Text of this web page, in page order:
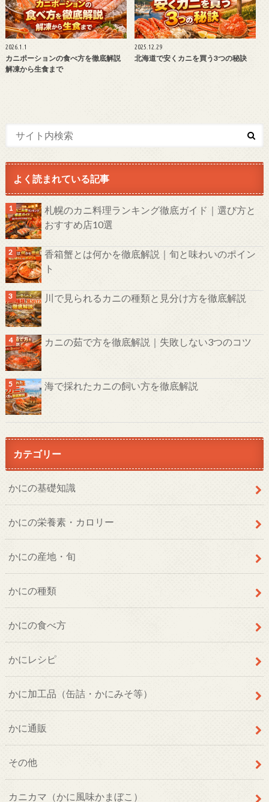
2026.1.1
カニポーションの食べ方を徹底解説
解凍から生食まで
2025.12.29
北海道で安くカニを買う3つの秘訣
よく読まれている記事
札幌のカニ料理ランキング徹底ガイド｜選び方と
おすすめ店10選
香箱蟹とは何かを徹底解説｜旬と味わいのポイン
ト
川で見られるカニの種類と見分け方を徹底解説
カニの茹で方を徹底解説｜失敗しない3つのコツ
海で採れたカニの飼い方を徹底解説
カテゴリー
かにの基礎知識
かにの栄養素・カロリー
かにの産地・旬
かにの種類
かにの食べ方
かにレシピ
かに加工品（缶詰・かにみそ等）
かに通販
その他
カニカマ（かに風味かまぼこ）